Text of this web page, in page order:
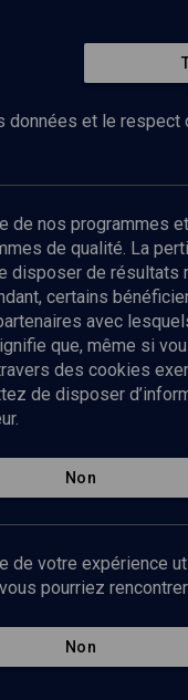
vous à
et le
de nos
de qualité. La
disposer de
certains
avec
que, même si
des cookies
de disposer
Non
de votre expérience
pourriez
Non